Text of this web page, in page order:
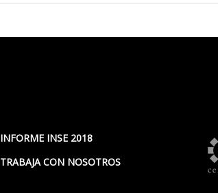
INFORME INSE 2018
TRABAJA CON NOSOTROS